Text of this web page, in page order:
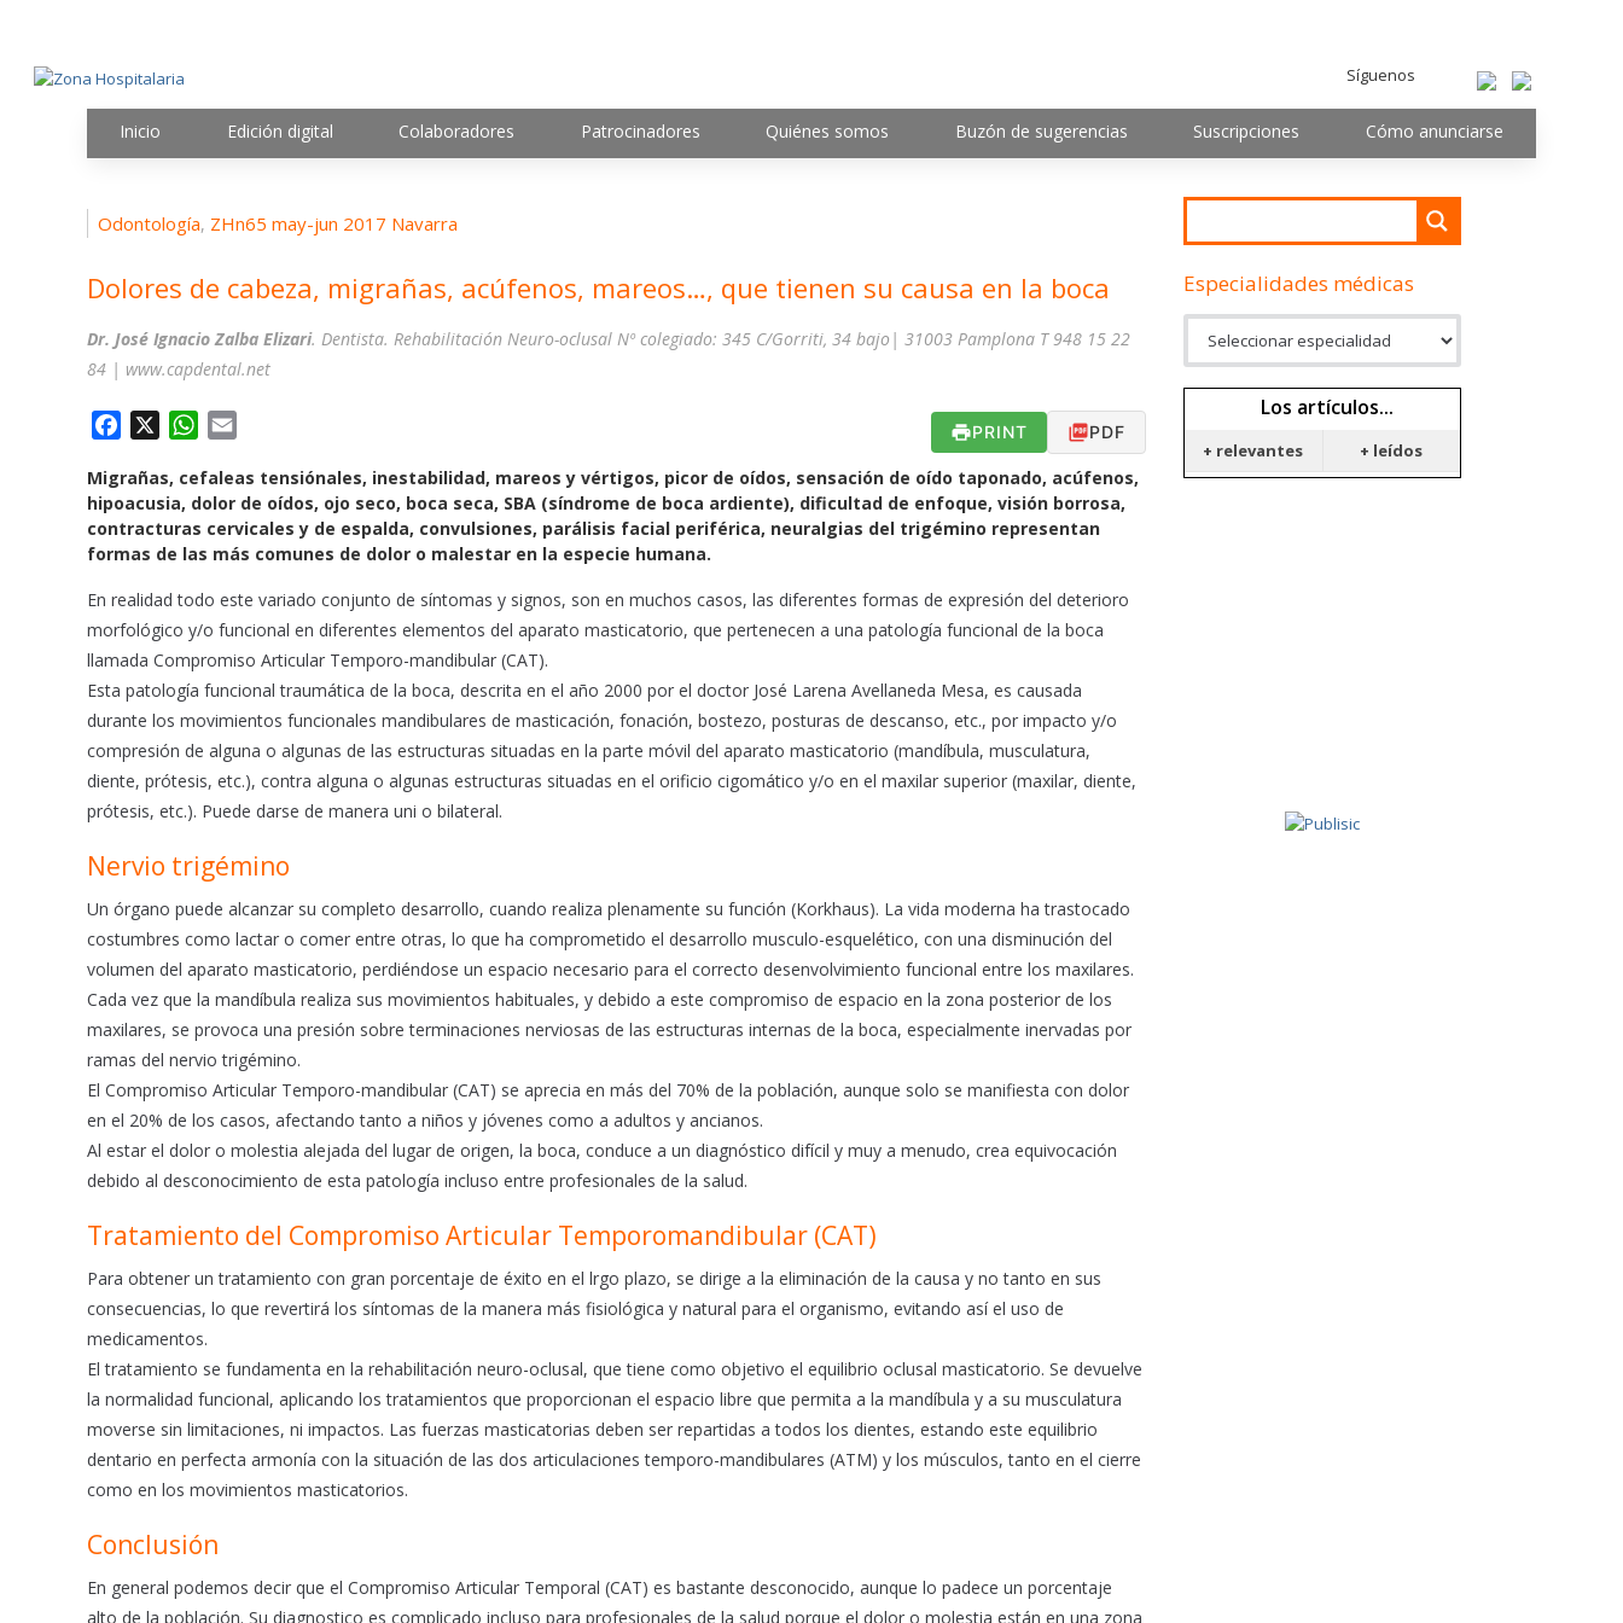
Síguenos
Inicio Edición digital Colaboradores Patrocinadores Quiénes somos Buzón de sugerencias Suscripciones Cómo anunciarse
Odontología, ZHn65 may-jun 2017 Navarra
Dolores de cabeza, migrañas, acúfenos, mareos…, que tienen su causa en la boca
Dr. José Ignacio Zalba Elizari. Dentista. Rehabilitación Neuro-oclusal Nº colegiado: 345 C/Gorriti, 34 bajo| 31003 Pamplona T 948 15 22
84 | www.capdental.net
c
e
b
o
k
W
a
t
s
p
p
a
l
PRINT PDF
Migrañas, cefaleas tensiónales, inestabilidad, mareos y vértigos, picor de oídos, sensación de oído taponado, acúfenos,
hipoacusia, dolor de oídos, ojo seco, boca seca, SBA (síndrome de boca ardiente), dificultad de enfoque, visión borrosa,
contracturas cervicales y de espalda, convulsiones, parálisis facial periférica, neuralgias del trigémino representan
formas de las más comunes de dolor o malestar en la especie humana.
En realidad todo este variado conjunto de síntomas y signos, son en muchos casos, las diferentes formas de expresión del deterioro
morfológico y/o funcional en diferentes elementos del aparato masticatorio, que pertenecen a una patología funcional de la boca
llamada Compromiso Articular Temporo-mandibular (CAT).
Esta patología funcional traumática de la boca, descrita en el año 2000 por el doctor José Larena Avellaneda Mesa, es causada
durante los movimientos funcionales mandibulares de masticación, fonación, bostezo, posturas de descanso, etc., por impacto y/o
compresión de alguna o algunas de las estructuras situadas en la parte móvil del aparato masticatorio (mandíbula, musculatura,
diente, prótesis, etc.), contra alguna o algunas estructuras situadas en el orificio cigomático y/o en el maxilar superior (maxilar, diente,
prótesis, etc.). Puede darse de manera uni o bilateral.
Nervio trigémino
Un órgano puede alcanzar su completo desarrollo, cuando realiza plenamente su función (Korkhaus). La vida moderna ha trastocado
costumbres como lactar o comer entre otras, lo que ha comprometido el desarrollo musculo-esquelético, con una disminución del
volumen del aparato masticatorio, perdiéndose un espacio necesario para el correcto desenvolvimiento funcional entre los maxilares.
Cada vez que la mandíbula realiza sus movimientos habituales, y debido a este compromiso de espacio en la zona posterior de los
maxilares, se provoca una presión sobre terminaciones nerviosas de las estructuras internas de la boca, especialmente inervadas por
ramas del nervio trigémino.
El Compromiso Articular Temporo-mandibular (CAT) se aprecia en más del 70% de la población, aunque solo se manifiesta con dolor
en el 20% de los casos, afectando tanto a niños y jóvenes como a adultos y ancianos.
Al estar el dolor o molestia alejada del lugar de origen, la boca, conduce a un diagnóstico difícil y muy a menudo, crea equivocación
debido al desconocimiento de esta patología incluso entre profesionales de la salud.
Tratamiento del Compromiso Articular Temporomandibular (CAT)
Para obtener un tratamiento con gran porcentaje de éxito en el lrgo plazo, se dirige a la eliminación de la causa y no tanto en sus
consecuencias, lo que revertirá los síntomas de la manera más fisiológica y natural para el organismo, evitando así el uso de
medicamentos.
El tratamiento se fundamenta en la rehabilitación neuro-oclusal, que tiene como objetivo el equilibrio oclusal masticatorio. Se devuelve
la normalidad funcional, aplicando los tratamientos que proporcionan el espacio libre que permita a la mandíbula y a su musculatura
moverse sin limitaciones, ni impactos. Las fuerzas masticatorias deben ser repartidas a todos los dientes, estando este equilibrio
dentario en perfecta armonía con la situación de las dos articulaciones temporo-mandibulares (ATM) y los músculos, tanto en el cierre
como en los movimientos masticatorios.
Conclusión
En general podemos decir que el Compromiso Articular Temporal (CAT) es bastante desconocido, aunque lo padece un porcentaje
alto de la población. Su diagnostico es complicado incluso para profesionales de la salud porque el dolor o molestia están en una zona
Especialidades médicas
Los artículos...
+ relevantes + leídos